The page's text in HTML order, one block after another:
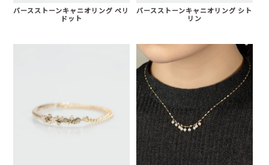
バースストーンキャニオリング ペリ
ドット
バースストーンキャニオリング シト
リン